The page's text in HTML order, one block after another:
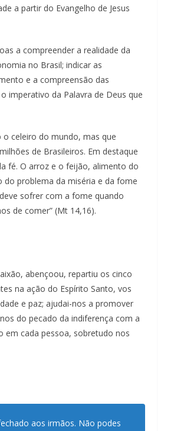
a partir do Evangelho de Jesus
a compreender a realidade da
no Brasil; indicar as
e a compreensão das
imperativo da Palavra de Deus que
celeiro do mundo, mas que
de Brasileiros. Em destaque
fé. O arroz e o feijão, alimento do
do problema da miséria e da fome
sofrer com a fome quando
de comer” (Mt 14,16).
abençoou, repartiu os cinco
na ação do Espírito Santo, vos
e paz; ajudai-nos a promover
do pecado da indiferença com a
em cada pessoa, sobretudo nos
aos irmãos. Não podes